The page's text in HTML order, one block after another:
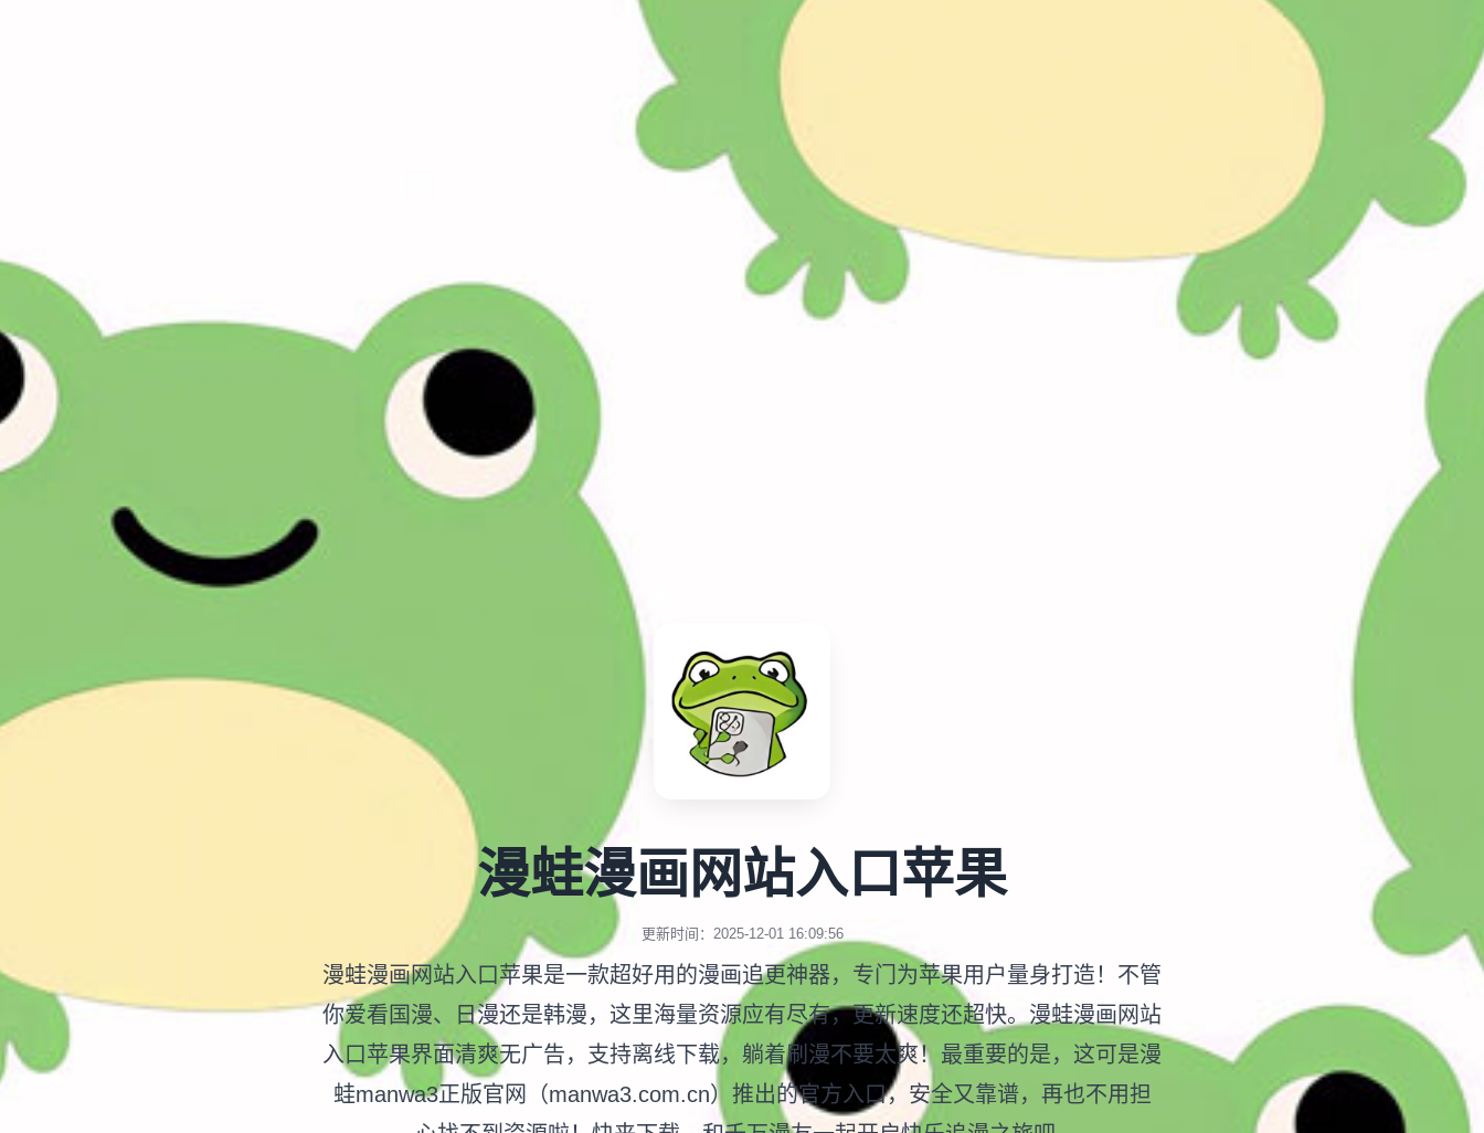
漫蛙漫画网站入口苹果
更新时间：2025-12-01 16:09:56
漫蛙漫画网站入口苹果是一款超好用的漫画追更神器，专门为苹果用户量身打造！不管
你爱看国漫、日漫还是韩漫，这里海量资源应有尽有，更新速度还超快。漫蛙漫画网站
入口苹果界面清爽无广告，支持离线下载，躺着刷漫不要太爽！最重要的是，这可是漫
蛙manwa3正版官网（manwa3.com.cn）推出的官方入口，安全又靠谱，再也不用担